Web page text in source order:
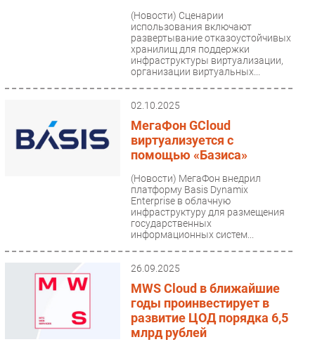
(Новости) Сценарии
использования включают
развертывание отказоустойчивых
хранилищ для поддержки
инфраструктуры виртуализации,
организации виртуальных...
02.10.2025
МегаФон GCloud
виртуализуется с
помощью «Базиса»
(Новости) МегаФон внедрил
платформу Basis Dynamix
Enterprise в облачную
инфраструктуру для размещения
государственных
информационных систем...
26.09.2025
MWS Cloud в ближайшие
годы проинвестирует в
развитие ЦОД порядка 6,5
млрд рублей